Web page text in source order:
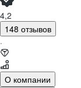
4,2
148 отзывов
·
О компании